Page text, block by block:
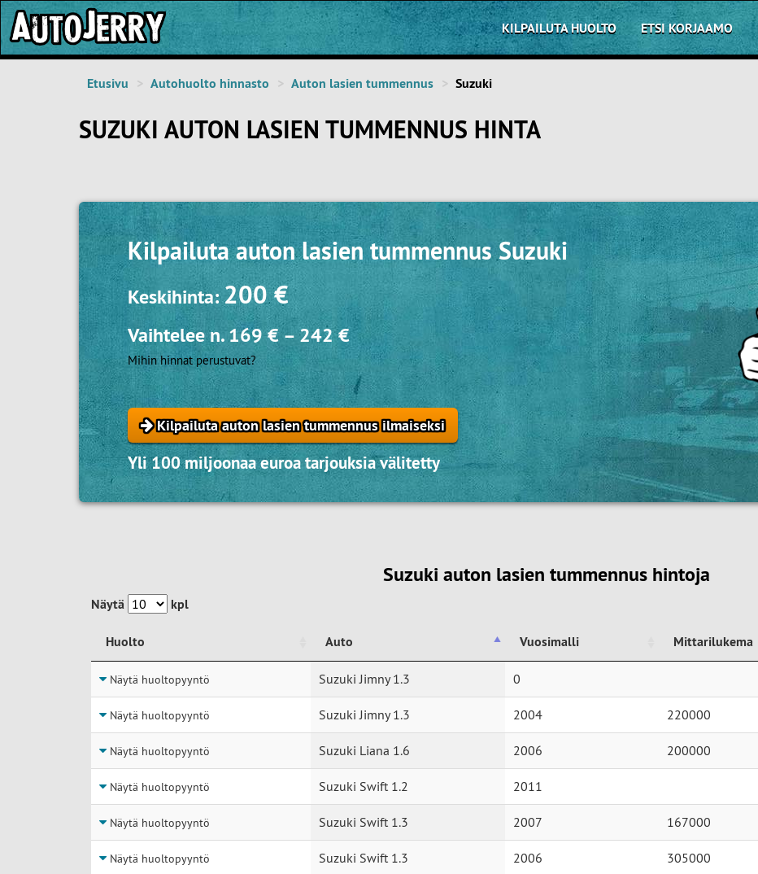
KILPAILUTA HUOLTO ETSI KORJAAMO
Etusivu Autohuolto hinnasto Auton lasien tummennus Suzuki
SUZUKI AUTON LASIEN TUMMENNUS HINTA
Kilpailutaauton lasien tummennus Suzuki
Keskihinta:200 €
Vaihtelee n.169 €–242 €
Mihin hinnat perustuvat?
Kilpailuta auton lasien tummennus ilmaiseksi
Yli 100 miljoonaa euroa tarjouksia välitetty
Suzuki auton lasien tummennus hintoja
Näytä kpl
Huolto Auto Vuosimalli Mittarilukema
Huolto
Auto
Näytä huoltopyyntö Suzuki Jimny 1.3 0
Näytä huoltopyyntö Suzuki Jimny 1.3 2004 220000
Näytä huoltopyyntö Suzuki Liana 1.6 2006 200000
Näytä huoltopyyntö Suzuki Swift 1.2 2011
Näytä huoltopyyntö Suzuki Swift 1.3 2007 167000
Näytä huoltopyyntö Suzuki Swift 1.3 2006 305000